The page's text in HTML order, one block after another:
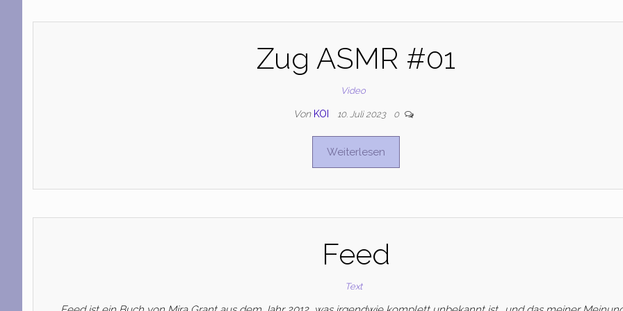
Zug ASMR #01
Video
Von KOI 10. Juli 2023 0
Weiterlesen
Feed
Text